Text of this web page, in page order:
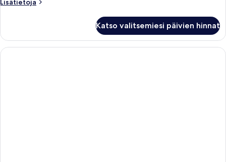
Suite
(3+1
Land
Katso valitsemiesi päivien hinnat